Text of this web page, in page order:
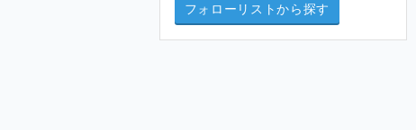
フォローリストから探す